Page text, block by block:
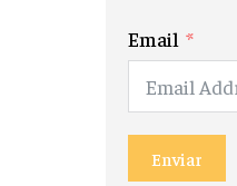
Email
Enviar